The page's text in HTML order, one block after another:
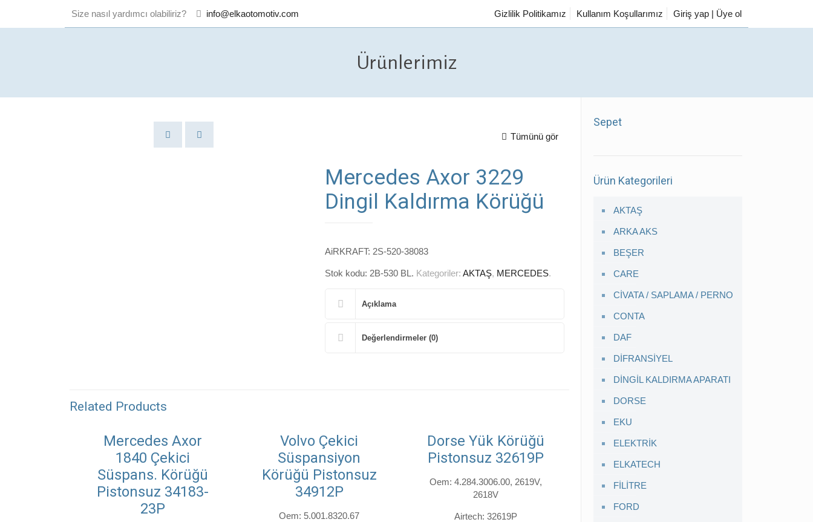
Size nasıl yardımcı olabiliriz? info@elkaotomotiv.com Gizlilik Politikamız Kullanım Koşullarımız Giriş yap | Üye ol
Ürünlerimiz
Tümünü gör
Mercedes Axor 3229
Dingil Kaldırma Körüğü
AiRKRAFT: 2S-520-38083
Stok kodu: 2B-530 BL . Kategoriler: AKTAŞ, MERCEDES.
Açıklama
Değerlendirmeler (0)
Related Products
Mercedes Axor
1840 Çekici
Süspans. Körüğü
Pistonsuz 34183-
23P
Volvo Çekici
Süspansiyon
Körüğü Pistonsuz
34912P
Oem: 5.001.8320.67
Dorse Yük Körüğü
Pistonsuz 32619P
Oem: 4.284.3006.00, 2619V,
2618V
Airtech: 32619P
Sepet
Ürün Kategorileri
AKTAŞ
ARKA AKS
BEŞER
CARE
CİVATA / SAPLAMA / PERNO
CONTA
DAF
DİFRANSİYEL
DİNGİL KALDIRMA APARATI
DORSE
EKU
ELEKTRİK
ELKATECH
FİLİTRE
FORD